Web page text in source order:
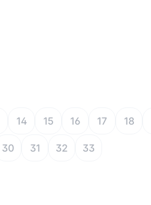
14 15 16 17 18
30 31 32 33